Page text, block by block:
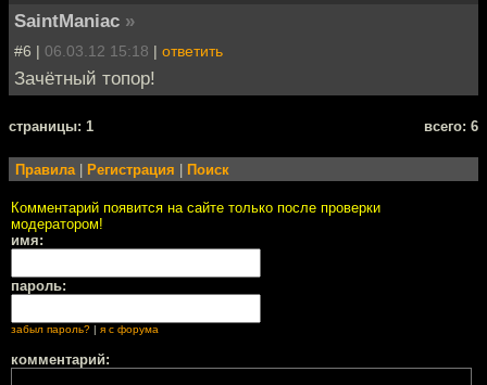
SaintManiac »
#6 | 06.03.12 15:18 | ответить
Зачётный топор!
cтраницы: 1 всего: 6
Правила| Регистрация Поиск
Комментарий появится на сайте только после проверки
модератором!
имя:
пароль:
забыл пароль? | я с форума
комментарий: